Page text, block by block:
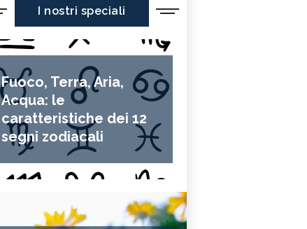
I nostri speciali
Fuoco, Terra, Aria,
Acqua: le
caratteristiche dei 12
segni zodiacali